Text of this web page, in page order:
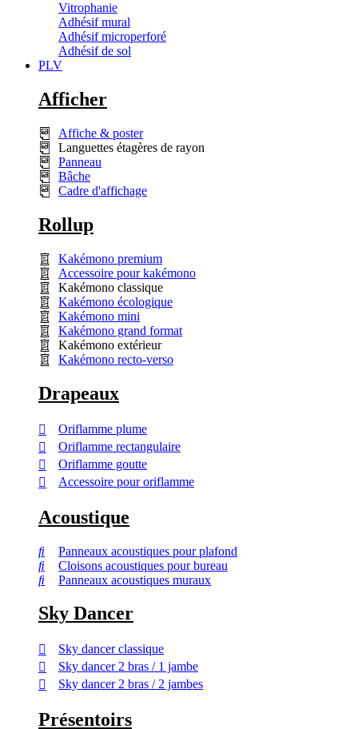
Vitrophanie
Adhésif mural
Adhésif microperforé
Adhésif de sol
PLV
Afficher
Affiche & poster
Languettes étagères de rayon
Panneau
Bâche
Cadre d'affichage
Rollup
Kakémono premium
Accessoire pour kakémono
Kakémono classique
Kakémono écologique
Kakémono mini
Kakémono grand format
Kakémono extérieur
Kakémono recto-verso
Drapeaux
Oriflamme plume
Oriflamme rectangulaire
Oriflamme goutte
Accessoire pour oriflamme
Acoustique
Panneaux acoustiques pour plafond
Cloisons acoustiques pour bureau
Panneaux acoustiques muraux
Sky Dancer
Sky dancer classique
Sky dancer 2 bras / 1 jambe
Sky dancer 2 bras / 2 jambes
Présentoirs